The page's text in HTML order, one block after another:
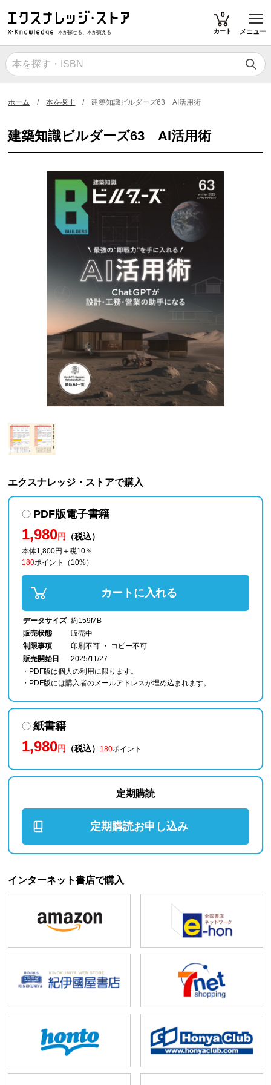
本が探せる、本が買える
0
カート メニュー
ホーム 本を探す 建築知識ビルダーズ63 AI活用術
建築知識ビルダーズ63 AI活用術
エクスナレッジ・ストアで購入
PDF版電子書籍
1,980円 （税込）
本体1,800円＋税10％
180ポイント （10%）
カートに入れる
データサイズ 約159MB
販売状態
販売中
制限事項
印刷不可 ・ コピー不可
販売開始日
2025/11/27
・PDF版は個人の利用に限ります。
・PDF版には購入者のメールアドレスが埋め込まれます。
紙書籍
1,980円 （税込） 180ポイント
定期購読
定期購読お申し込み
インターネット書店で購入